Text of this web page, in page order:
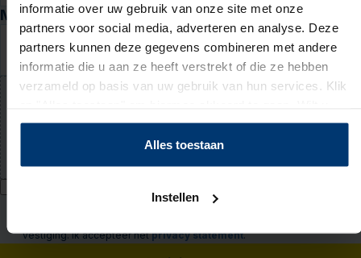
informatie over uw gebruik van onze site met onze
partners voor social media, adverteren en analyse. Deze
partners kunnen deze gegevens combineren met andere
informatie die u aan ze heeft verstrekt of die ze hebben
verzameld op basis van uw gebruik van hun services. Klik
liever geen cookies, klik dan op "instellen". Op onze
kunt u meer lezen over onze cookies.
Alles toestaan
Instellen
Motivatie en cv
Waarom past deze baan bij jou? (niet verplicht)
verwerken voor bemiddeling naar werk en mij hiervoor te benaderen
vestiging. Ik accepteer hetprivacy statement.